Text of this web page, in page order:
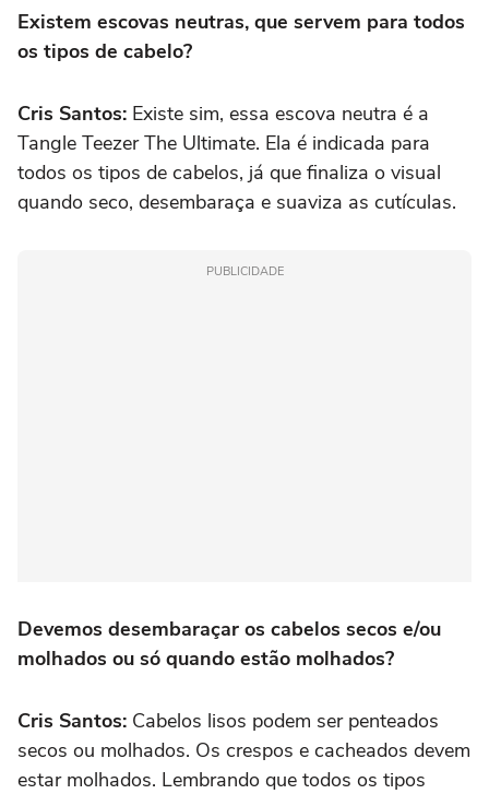
Existem escovas neutras, que servem para todos
os tipos de cabelo?
Cris Santos: Existe sim, essa escova neutra é a
Tangle Teezer The Ultimate. Ela é indicada para
todos os tipos de cabelos, já que finaliza o visual
quando seco, desembaraça e suaviza as cutículas.
PUBLICIDADE
Devemos desembaraçar os cabelos secos e/ou
molhados ou só quando estão molhados?
Cris Santos: Cabelos lisos podem ser penteados
secos ou molhados. Os crespos e cacheados devem
estar molhados. Lembrando que todos os tipos